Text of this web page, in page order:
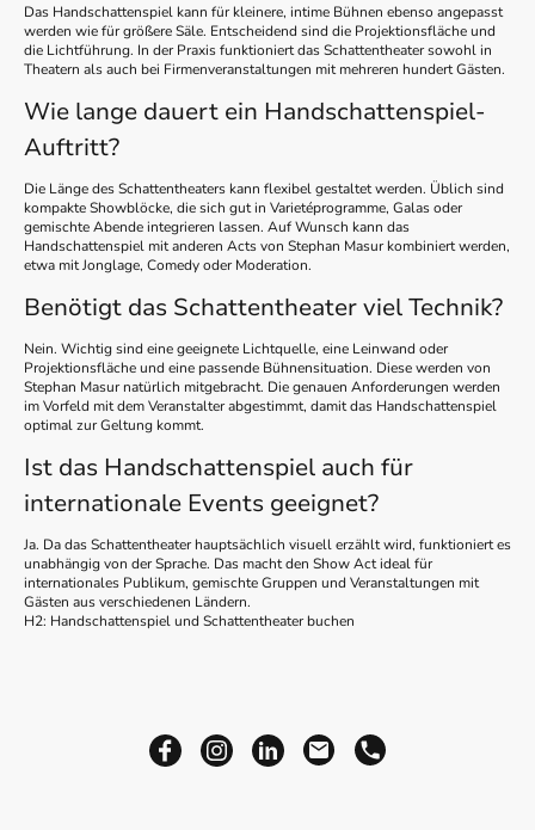
Das Handschattenspiel kann für kleinere, intime Bühnen ebenso angepasst
werden wie für größere Säle. Entscheidend sind die Projektionsfläche und
die Lichtführung. In der Praxis funktioniert das Schattentheater sowohl in
Theatern als auch bei Firmenveranstaltungen mit mehreren hundert Gästen.
Wie lange dauert ein Handschattenspiel-
Auftritt?
Die Länge des Schattentheaters kann flexibel gestaltet werden. Üblich sind
kompakte Showblöcke, die sich gut in Varietéprogramme, Galas oder
gemischte Abende integrieren lassen. Auf Wunsch kann das
Handschattenspiel mit anderen Acts von Stephan Masur kombiniert werden,
etwa mit Jonglage, Comedy oder Moderation.
Benötigt das Schattentheater viel Technik?
Nein. Wichtig sind eine geeignete Lichtquelle, eine Leinwand oder
Projektionsfläche und eine passende Bühnensituation. Diese werden von
Stephan Masur natürlich mitgebracht. Die genauen Anforderungen werden
im Vorfeld mit dem Veranstalter abgestimmt, damit das Handschattenspiel
optimal zur Geltung kommt.
Ist das Handschattenspiel auch für
internationale Events geeignet?
Ja. Da das Schattentheater hauptsächlich visuell erzählt wird, funktioniert es
unabhängig von der Sprache. Das macht den Show Act ideal für
internationales Publikum, gemischte Gruppen und Veranstaltungen mit
Gästen aus verschiedenen Ländern.
H2: Handschattenspiel und Schattentheater buchen